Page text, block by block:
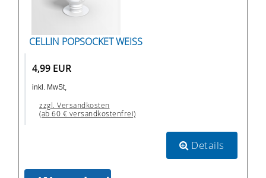
CELLIN POPSOCKET WEISS
4,99 EUR
inkl. MwSt,
zzgl. Versandkosten
(ab 60 € versandkostenfrei)
Details